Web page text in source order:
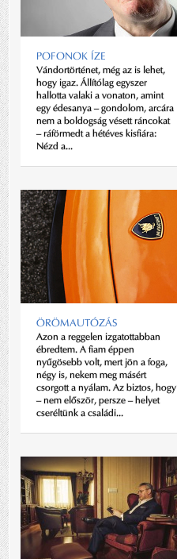
POFONOK ÍZE
Vándortörténet, még az is lehet,
hogy igaz. Állítólag egyszer
hallotta valaki a vonaton, amint
egy édesanya – gondolom, arcára
nem a boldogság vésett ráncokat
– ráförmedt a hétéves kisfiára:
Nézd a...
ÖRÖMAUTÓZÁS
Azon a reggelen izgatottabban
ébredtem. A fiam éppen
nyűgösebb volt, mert jön a foga,
négy is, nekem meg másért
csorgott a nyálam. Az biztos, hogy
– nem először, persze – helyet
cseréltünk a családi...